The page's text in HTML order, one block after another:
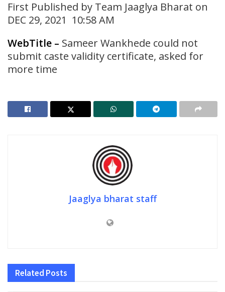
First Published by Team Jaaglya Bharat on
DEC 29, 2021 10:58 AM
WebTitle – Sameer Wankhede could not
submit caste validity certificate, asked for
more time
Jaaglya bharat staff
Related Posts